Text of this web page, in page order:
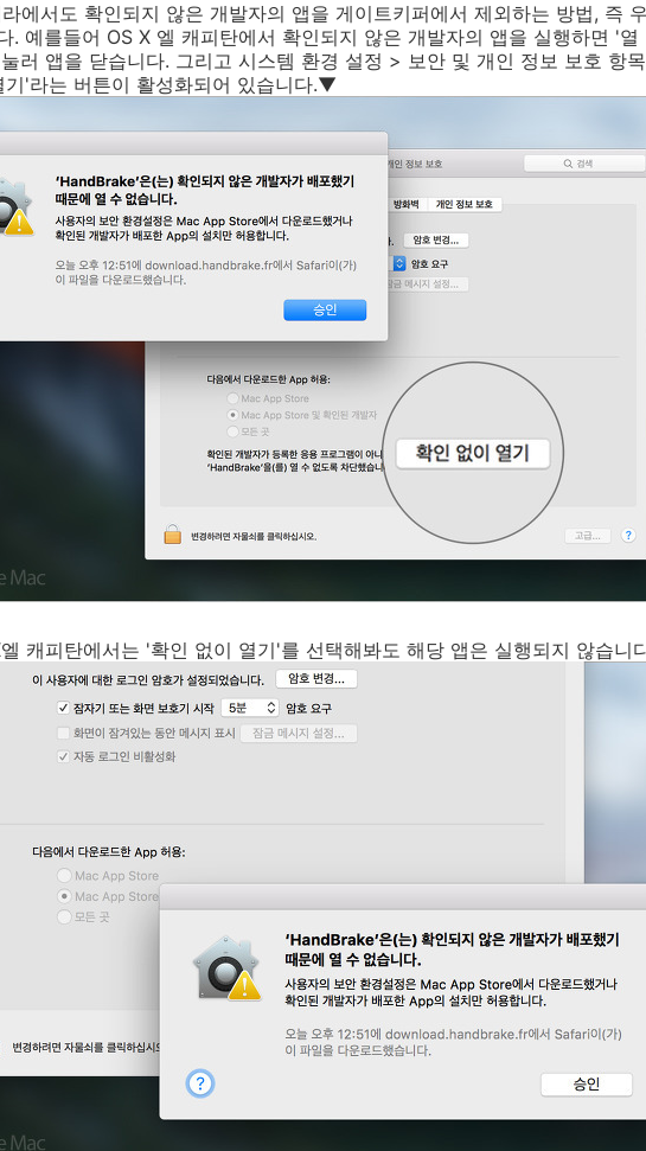
에서도 확인되지 않은 개발자의 앱을 게이트키퍼에서 제외하는 방법, 즉
. 예를들어 OS X 엘 캐피탄에서 확인되지 않은 개발자의 앱을 실행하면 '
러 앱을 닫습니다. 그리고 시스템 환경 설정 > 보안 및 개인 정보 보호 항
기'라는 버튼이 활성화되어 있습니다.▼
캐피탄에서는 '확인 없이 열기'를 선택해봐도 해당 앱은 실행되지 않습니